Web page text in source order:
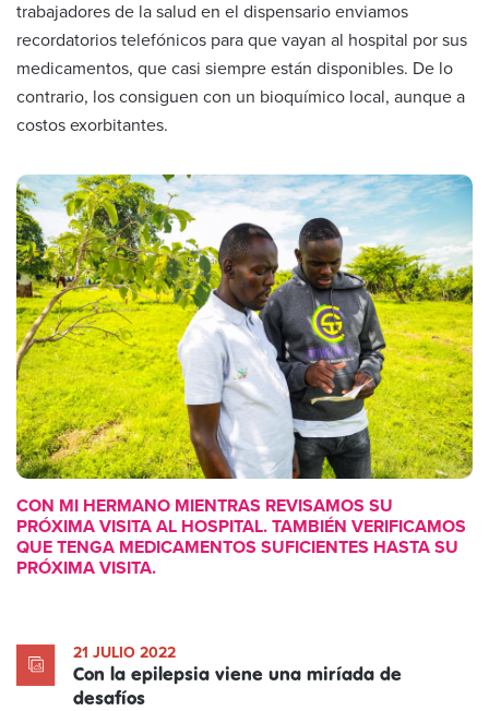
trabajadores de la salud en el dispensario enviamos
recordatorios telefónicos para que vayan al hospital por sus
medicamentos, que casi siempre están disponibles. De lo
contrario, los consiguen con un bioquímico local, aunque a
costos exorbitantes.
CON MI HERMANO MIENTRAS REVISAMOS SU
PRÓXIMA VISITA AL HOSPITAL. TAMBIÉN VERIFICAMOS
QUE TENGA MEDICAMENTOS SUFICIENTES HASTA SU
PRÓXIMA VISITA.
21 JULIO 2022
Con la epilepsia viene una miríada de
desafíos